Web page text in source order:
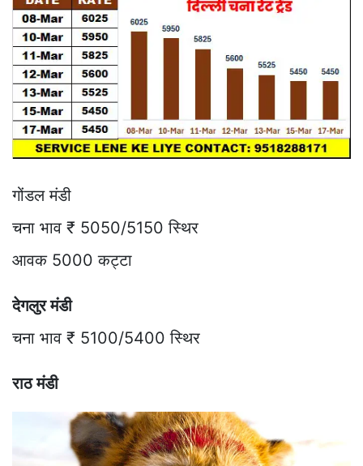
गोंडल मंडी
चना भाव ₹ 5050/5150 स्थिर
आवक 5000 कट्टा
देगलुर मंडी
चना भाव ₹ 5100/5400 स्थिर
राठ मंडी